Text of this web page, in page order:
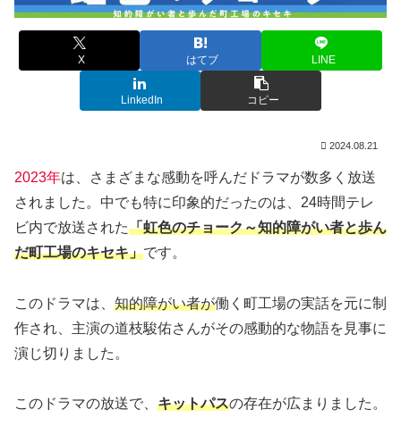
X はてブ LINE
LinkedIn コピー
2024.08.21
2023年は、さまざまな感動を呼んだドラマが数多く放送
されました。中でも特に印象的だったのは、24時間テレ
ビ内で放送された「虹色のチョーク～知的障がい者と歩ん
だ町工場のキセキ」です。
このドラマは、 知的障がい者が働く町工場の実話を元に制
作され、主演の道枝駿佑さんがその感動的な物語を見事に
演じ切りました。
このドラマの放送で、 キットパスの存在が広まりました。